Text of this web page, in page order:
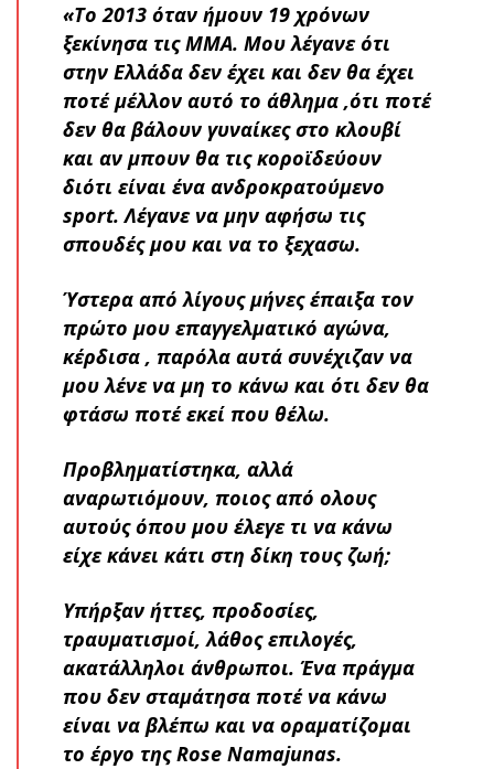
«Το 2013 όταν ήμουν 19 χρόνων
ξεκίνησα τις MMA. Μου λέγανε ότι
στην Ελλάδα δεν έχει και δεν θα έχει
ποτέ μέλλον αυτό το άθλημα ,ότι ποτέ
δεν θα βάλουν γυναίκες στο κλουβί
και αν μπουν θα τις κοροϊδεύουν
διότι είναι ένα ανδροκρατούμενο
sport. Λέγανε να μην αφήσω τις
σπουδές μου και να το ξεχασω.
Ύστερα από λίγους μήνες έπαιξα τον
πρώτο μου επαγγελματικό αγώνα,
κέρδισα , παρόλα αυτά συνέχιζαν να
μου λένε να μη το κάνω και ότι δεν θα
φτάσω ποτέ εκεί που θέλω.
Προβληματίστηκα, αλλά
αναρωτιόμουν, ποιος από ολους
αυτούς όπου μου έλεγε τι να κάνω
είχε κάνει κάτι στη δίκη τους ζωή;
Υπήρξαν ήττες, προδοσίες,
τραυματισμοί, λάθος επιλογές,
ακατάλληλοι άνθρωποι. Ένα πράγμα
που δεν σταμάτησα ποτέ να κάνω
είναι να βλέπω και να οραματίζομαι
το έργο της Rose Namajunas.